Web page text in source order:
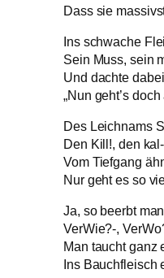
Dass sie
Ins schwache
Sein Muss, sein
Und dachte
„Nun geht’s
Des Leichnams
Den Kill!, den
Vom Tiefgang
Nur geht es so
Ja, so beerbt
VerWie?-,
Man taucht ganz
Ins Bauchfleisch